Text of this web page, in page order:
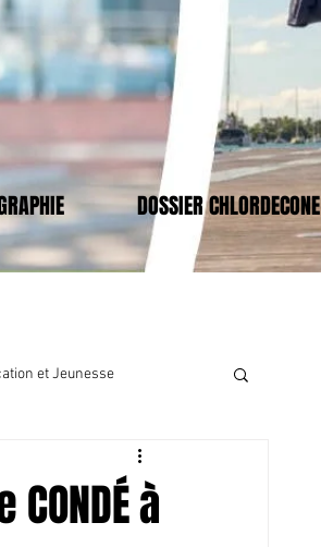
DOSSIER CHLORDECONE
et Jeunesse
à